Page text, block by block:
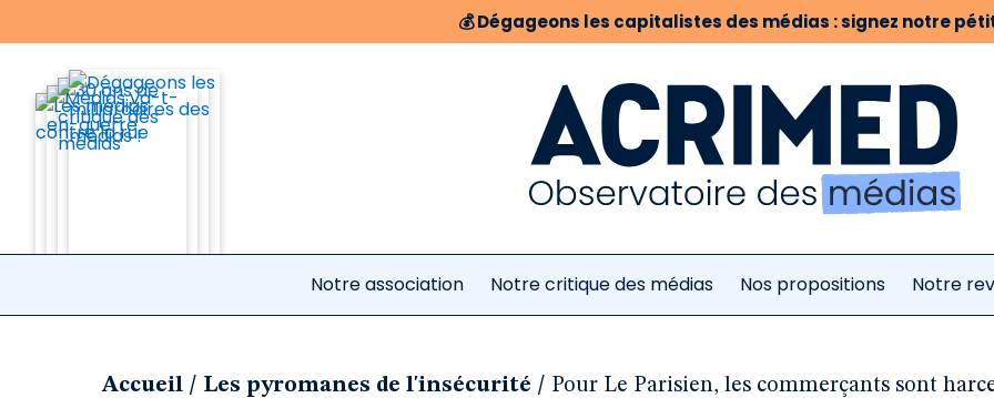
💰Dégageons les capitalistes des médias : signez notre
Notre association Notre critique des médias Nos propositions Notre
Accueil / Les pyromanes de l'insécurité / Pour Le Parisien, les commerçants sont